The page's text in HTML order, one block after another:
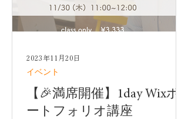
【🎉満席開催】1day Wixポ
ートフォリオ講座
イベント
2023年11月20日